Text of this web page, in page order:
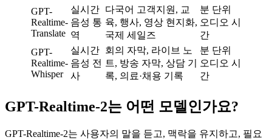
GPT-
Realtime-
Translate
실시간
음성 통
역
다국어 고객지원, 교
육, 행사, 영상 현지화,
국제 세일즈
분 단위
오디오 시
간
GPT-
Realtime-
Whisper
실시간
음성 전
사
회의 자막, 라이브 노
트, 방송 자막, 상담 기
록, 의료·채용 기록
분 단위
오디오 시
간
GPT-Realtime-2는 어떤 모델인가요?
GPT-Realtime-2는 사용자의 말을 듣고, 맥락을 유지하고, 필요